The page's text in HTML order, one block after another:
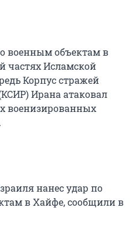
военным объектам в
частях Исламской
Корпус стражей
Ирана атаковал
военизированных
нанес удар по
в Хайфе, сообщили в